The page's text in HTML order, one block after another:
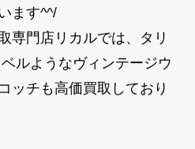
ます^^/
専門店リカルでは、タリ
ルようなヴィンテージウ
ッチも高価買取しており